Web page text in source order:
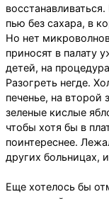
пью без сахара, в
Но нет
приносят в палату
детей, на
Разогреть негде.
печенье, на
зеленые кислые
чтобы хотя бы в
поинтереснее.
других больницах,
Еще хотелось бы